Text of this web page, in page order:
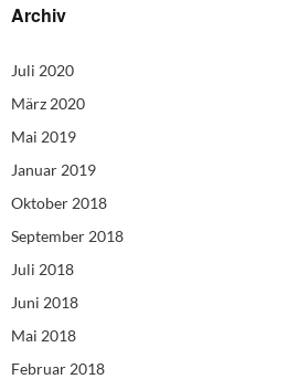
Archiv
Juli 2020
März 2020
Mai 2019
Januar 2019
Oktober 2018
September 2018
Juli 2018
Juni 2018
Mai 2018
Februar 2018